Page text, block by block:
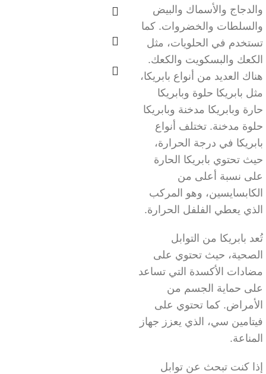
والدجاج والأسماك والبيض
والسلطات والخضروات. كما
تستخدم في الحلويات، مثل
الكعك والبسكويت والكعك.
هناك العديد من أنواع بابريكا،
مثل بابريكا حلوة وبابريكا
حارة وبابريكا مدخنة وبابريكا
حلوة مدخنة. تختلف أنواع
بابريكا في درجة الحرارة،
حيث تحتوي بابريكا الحارة
على نسبة أعلى من
الكابسايسين، وهو المركب
الذي يعطي الفلفل الحرارة.
تُعد بابريكا من التوابل
الصحية، حيث تحتوي على
مضادات الأكسدة التي تساعد
على حماية الجسم من
الأمراض. كما تحتوي على
فيتامين سي، الذي يعزز جهاز
المناعة.
إذا كنت تبحث عن توابل